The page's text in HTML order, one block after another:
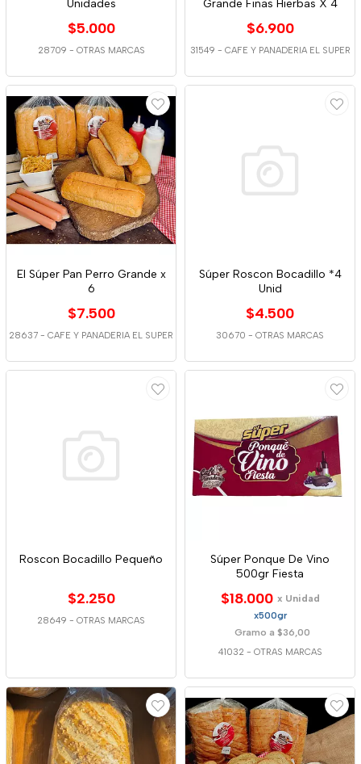
Unidades
$5.000
28709 - OTRAS MARCAS
Grande Finas Hierbas X 4
$6.900
31549 - CAFE Y PANADERIA EL SUPER
El Súper Pan Perro Grande x
6
$7.500
28637 - CAFE Y PANADERIA EL SUPER
Súper Roscon Bocadillo *4
Unid
$4.500
30670 - OTRAS MARCAS
Roscon Bocadillo Pequeño
$2.250
28649 - OTRAS MARCAS
Súper Ponque De Vino
500gr Fiesta
$18.000 x Unidad
x500gr
Gramo a $36,00
41032 - OTRAS MARCAS